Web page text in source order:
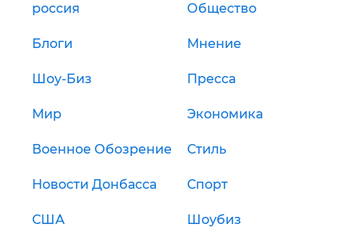
россия Общество
Блоги Мнение
Шоу-Биз Пресса
Мир Экономика
Военное Обозрение Стиль
Новости Донбасса Спорт
США Шоубиз